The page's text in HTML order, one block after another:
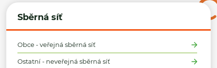
Sběrná síť
Obce - veřejná sběrná síť
Ostatní - neveřejná sběrná síť